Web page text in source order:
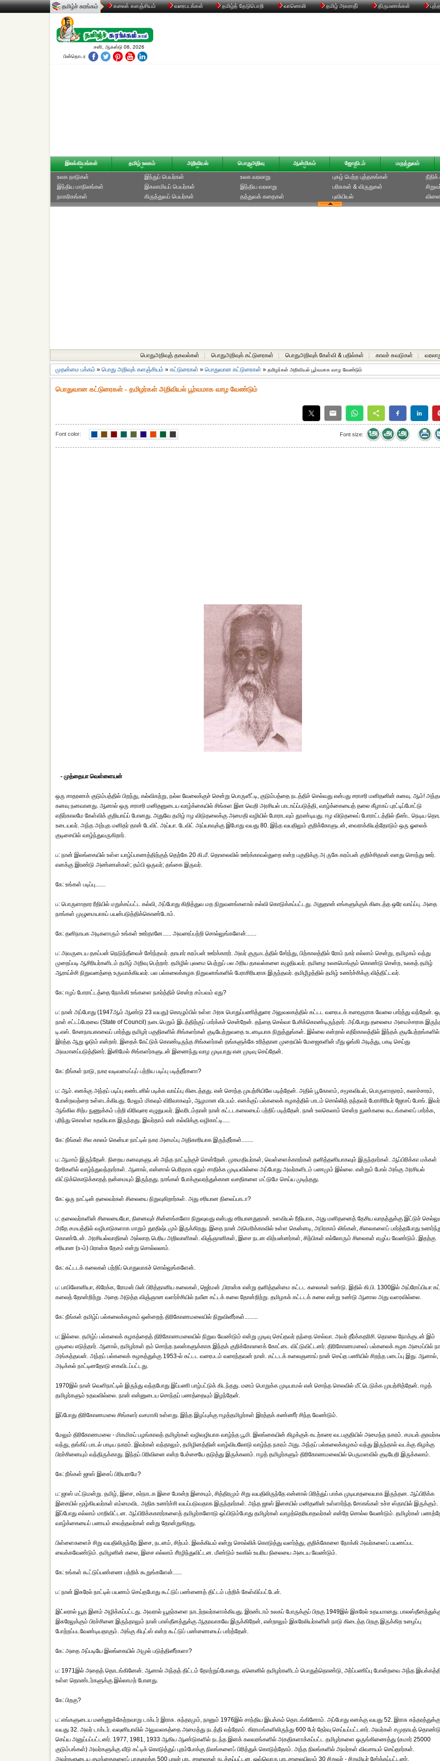
தமிழ்ச் சுரங்கம் கலைக் களஞ்சியம் வரைபடங்கள் தமிழ்த் தேடுபொறி வானொலி தமிழ் அகராதி் திருமணங்கள்
சனி, ஆகஸ்டு 08, 2026
பின்தொடர
இலக்கியங்கள் தமிழ் உலகம் அறிவியல் பொதுஅறிவு ஆன்மிகம் ஜோதிடம் மருத்துவம்
உலக நாடுகள்
இந்திய மாநிலங்கள்
நாகரிகங்கள்
இந்துப் பெயர்கள்
இசுலாமியப் பெயர்கள்
கிருத்துவப் பெயர்கள்
உலக வரலாறு
இந்திய வரலாறு
தத்துவக் கதைகள்
புகழ் பெற்ற புத்தகங்கள்
பரிசுகள் & விருதுகள்
புவியியல்
பொதுஅறிவுத் தகவல்கள் பொதுஅறிவுக் கட்டுரைகள் பொதுஅறிவுக் கேள்வி & பதில்கள் காலச் சுவடுகள்
முதன்மை பக்கம் » பொது அறிவுக் களஞ்சியம் » கட்டுரைகள் » பொதுவான கட்டுரைகள் » தமிழர்கள் அறிவியல் பூர்வமாக வாழ வேண்டும்
பொதுவான கட்டுரைகள் - தமிழர்கள் அறிவியல் பூர்வமாக வாழ வேண்டும்
Font color: Font size:
- முத்தையா வெள்ளையன்
ஒரு சாதரணக் குடும்பத்தில் பிறந்து, கல்விகற்று, நல்ல வேலைக்குச் சென்று பொருளீட்டி, குடும்பத்தை நடத்திச் செல்வது என்பது சராசரி மனிதனின் கனவு. ஆம்!
கனவு நனவானது. ஆனால் ஒரு சராசரி மனிதனுடைய வாழ்க்கையில் சிங்கள இன வெறி அரசியல் பாடாய்ப்படுத்தி, வாழ்க்கையைத் தலை கீழாகப் புரட்டிப்போட்டு
எதிர்காலமே கேள்விக் குறியாய்ப் போனது. அதுவே தமிழ் ஈழ விடுதலைக்கு அமைதி வழியில் போராடவும் தூண்டியது. ஈழ விடுதலைப் போராட்டத்தில் நீண்ட நெடிய
உடையவர். அந்த அற்புத மனிதர் தான் டேவிட் அய்யா. டேவிட் அய்யாவுக்கு இபோது வயது 80. இந்த வயதிலும் குறிக்கோளுடன், வைராக்கியத்தோடும் ஒரு ஓலைக்
குடிசையில் வாழ்ந்துவருகிறார்.
ப: நான் இலங்கையில் உள்ள யாழ்ப்பாணத்திற்குத் தெற்கே 20 கி.மீ. தொலைவில் ஊர்க்காவல்துறை என்ற பகுதிக்கு அ ருகே கரம்பன் குறிச்சிதான் எனது சொந்து ஊர்.
எனக்கு இரண்டு அண்ணன்கள்; தம்பி ஒருவர்; தங்கை இருவர்.
கே: உங்கள் படிப்பு.......
ப: பொருளாதார ரீதியில் மறுக்கப்பட்ட கல்வி, அப்போது கிறித்துவ மத நிறுவனங்களால் கல்வி கொடுக்கப்பட்டது. அதுதான் எங்களுக்குக் கிடைத்த ஒரே வாய்ப்பு. அதை
நாங்கள் முழுமையாகப் பயன்படுத்திக்கொண்டோம்.
கே: தனிநாயக அடிகளாரும் உங்கள் ஊர்தானே...... அவரைப்பற்றி சொல்லுங்களேன்.......
ப: அவருடைய தகப்பன் நெடுந்தீவைச் சேர்ந்தவர். தாயார் கரம்பன் ஊர்க்காரர். அவர் குருமடத்தில் சேர்ந்து, பிற்காலத்தில் ரோம் நகர் எல்லாம் சென்று, தமிழகம் வந்து
முறைப்படி ஆசிரியர்களிடம் தமிழ் அறிவு பெற்றார். தமிழில் புலமை பெற்றுப் பல அரிய தகவல்களை எழுதியவர். தமிழை உலகமெங்கும் கொண்டு சென்ற, உலகத் தமிழ்
ஆராய்ச்சி நிறுவனத்தை உருவாக்கியவர். பல பல்கலைக்கழக நிறுவனங்களில் பேராசிரியராக இருந்தவர். தமிழீழத்தில் தமிழ் உணர்ச்சிக்கு வித்திட்டவர்.
கே: ஈழப் போராட்டத்தை நோக்கி உங்களை நகர்த்திச் சென்ற சம்பவம் ஏது?
ப: நான் அப்போது (1947ஆம் ஆண்டு 23 வயது) கொழும்பில் உள்ள அரசு பொதுப்பணித்துரை அலுவலகத்தில் கட்டட வரைபடக் கரைஞராக வேலை பார்த்து வந்தேன்.
நாள் சட்டப்பேரவை (State of Council) நடைபெறும் இடத்திற்குப் பார்க்கச் சென்றேன். தந்தை செல்வா பேசிக்கொண்டிருந்தார். அப்போது தலைமை அமைச்சராக
டி.எஸ். சேனநாயகாவைப் பார்த்து தமிழர் பகுதிகளில் சிங்களர்கள் குடியேற்றுவதை உடனடியாக நிறுத்துங்கள். இல்லை என்றால் எதிர்காலத்தில் இந்தக் குடியேற்றங்களில்
இரத்த ஆறு ஓடும் என்றார். இதைக் கேட்டுக் கொண்டிருந்த சிங்களர்கள் தங்களுக்கே உரித்தான முறையில் மேஜைகளின் மீது ஓங்கி அடித்து, பகடி செய்து
அவமானப்படுத்தினர். இனிமேல் சிங்களர்களுடன் இணைந்து வாழ முடியாது என முடிவு செய்தேன்.
கே: நீங்கள் நாடு, நகர வடிவமைப்புப் பற்றிய படிப்பு படித்தீர்களா?
ப: ஆம். எனக்கு அந்தப் படிப்பு லண்டனில் படிக்க வாய்ப்பு கிடைத்தது. என் சொந்த முயற்சியிலே படித்தேன். அதில் பூகோளம், சமூகவியல், பொருளாதாரம், கலாச்சாரம்,
போன்றவற்றை உள்ளடக்கியது. மேலும் மிகவும் விரிவாகவும், ஆழமான விடயம். எனக்குப் பல்கலைக் கழகத்தில் பாடம் சொல்லித் தந்தவர் பேராசிரியர் ஜோசப் போங். இவர்
ஆங்கில சிற்ப நுணுக்கம் பற்றி விரிவுரை எழுதுபவர். இவரிடம்தான் நான் கட்டடகலையைப் பற்றிப் படித்தேன். நான் உலகெலாம் சென்ற நுண்கலை கூடங்களைப் பார்க்க,
புரிந்து கொள்ள உதவியாக இருந்தது. இவர்தாம் என் கல்விக்கு வழிகாட்டி.....
கே: நீங்கள் சில காலம் கென்யா நாட்டில் நகர அமைப்பு அதிகாரியாக இருந்தீர்கள்........
ப: ஆமாம் இருந்தேன். நிறைய கனவுகளுடன் அந்த நாட்டிற்குச் சென்றேன். முகமதியர்கள், வெள்ளைக்காரர்கள் தனித்தனியாகவும் இருந்தார்கள். ஆப்பிரிக்கா மக்கள்
சேரிகளில் வாழ்ந்துவந்தார்கள். ஆனால், என்னால் பெரிதாக ஏதும் சாதிக்க முடியவில்லை அப்போது அவர்களிடம் பணமும் இல்லை. என்றும் போல் அங்கு அரசியல்
விட்டுக்கொடுக்காதத் தன்மையும் இருந்தது. நாங்கள் போக்குவரத்துக்கான வசதிகளை மட்டுமே செய்ய முடிந்தது.
கே: ஒரு நாட்டின் தலைவர்கள் சிலையை நிறுவுகிறார்கள். அது சரியான நிலைப்பாடா?
ப: தலைவர்களின் சிலையையோ, நினைவுச் சின்னங்களோ நிறுவுவது என்பது சரியானதுதான். உளவியல் ரீதியாக, அது மனிதனைத் தேசிய வாதத்துக்கு இட்டுச்
அதே சமயத்தில் வழிபாடுகளாக மாறும் துரதிஷ்டமும் இருக்கிறது. இதை நான் அமெரிக்காவில் உள்ள கென்னடி, அபிரகாம் லிங்கன், சிலைகளைப் பார்த்தபோது
கொண்டேன். அரசியல்வாதிகள் அல்லாத பெரிய அறிவாளிகள். விஞ்ஞானிகள், இசை நடன விற்பன்னர்கள், சிற்பிகள் எல்லோரும் சிலைகள் எழுப்ப வேண்டும். இதற்கு
சரியான (உ-ம்) பிரான்சு தேசம் என்று சொல்லலாம்.
கே: கட்டடக் கலைகள் பற்றிப் பொதுவாகச் சொல்லுங்களேன்.
ப: பாபிலோனியா, கிரேக்க, ரோமன் பின் பிரித்தானிய கலைகள், ஜெர்மன் ,பிரான்சு என்று தனித்தன்மை கட்டட கலைகள் உண்டு. இதில் கி.பி. 1300இல் அய்ரோப்பியா
கலைத் தோன்றிற்று. அதை அடுத்த விஞ்ஞான வளர்ச்சியில் நவீன கட்டக் கலை தோன்றிற்று. தமிழகக் கட்டடக் கலை என்று உண்டு ஆனால அது வளரவில்லை.
கே: நீங்கள் தமிழ்ப் பல்கலைக்கழகம் ஒன்றைத் திரிகோணமலையில் நிறுவினீர்கள்.........
ப: இல்லை. தமிழ்ப் பல்கலைக் கழகத்தைத் திரிகோணமலையில் நிறுவ வேண்டும் என்று முடிவு செய்தவர் தந்தை செல்வா. அவர் தீர்க்கதரிசி. தொலை நோக்குடன் இம்
முடிவை எடுத்தார். ஆனால், தமிழர்கள் தம் சொந்த நலன்களுக்காக இந்தக் குறிக்கோளைக் கோட்டை விட்டுவிட்டனர். திரிகோணமலைப் பல்கலைக் கழக அமைப்பில்
அங்கத்தவன். அந்தப் பல்கலைக் கழகத்துக்கு 1953-ல் கட்டட வரைபடம் வரைந்தவன் நான். கட்டடக் கலைஞனாய் நான் செய்த பணியில் சிறந்த படைப்பு இது. ஆனால்,
அடிக்கல் நாட்டினதோடு கைவிடப்பட்டது.
1970இல் நான் வெளிநாட்டில் இருந்து வந்தபோது இப்பணி பாழ்பட்டுக் கிடந்தது. மனம் பொறுக்க முடியாமல் என் சொந்த செலவில் மீட்டெடுக்க முயற்சித்தேன். ஈழத்
தமிழர்களும் உதவவில்லை. நான் என்னுடைய சொந்தப் பணத்தையும் இழந்தேன்.
இப்போது திரிகோணமலை சிங்களர் வசமாகி உள்ளது. இந்த இழப்புக்கு ஈழத்தமிழர்கள் இரத்தக் கண்ணீர் சிந்த வேண்டும்.
மேலும் திரிகோணமலை - மிகமிகப் பழங்காலத் தமிழர்கள் வழிவழியாக வாழ்ந்த பூமி. இலங்கையின் கிழக்குக் கடற்கரை வடபகுதியில் அமைந்த நகரம். சமயக்
வந்து, தங்கிப் பாடல் பாடிய நகரம். இவர்கள் வந்தாலும், தமிழினத்தின் வாழ்வியலோடு வாழ்ந்த நகரம் அது. அந்தப் பல்கலைக்கழகம் வந்து இருந்தால் வடக்கு கிழக்கு
பிரச்சினையும் வந்திருக்காது. இந்தப் பிரிவினை என்ற பேச்சையே தடுத்து இருக்கலாம். ஈழத் தமிழர்களும் திரிகோணமலையில் பெருமளவில் குடியேறி இருக்கலாம்.
கே: நீங்கள் ஜாஸ் இசைப் பிரியராமே?
ப: ஜாஸ் மட்டுமன்று. தமிழ், இசை, கர்நாடக இசை போன்ற இசையும், சித்திரமும் சிறு வயதிலிருந்தே என்னால் பிரித்துப் பாக்க முடியாதவையாக இருந்தன. ஆப்பிரிக்க
இசையில் மூழ்கியவர்கள் எம்மைவிட அதிக உணர்ச்சி வயப்படுவதாக இருந்தார்கள். அந்த ஜாஸ் இசையில் மனிதனின் உள்ளார்ந்த சோகங்கள் உச்ச ஸ்தாயில் இருக்கும்.
இப்போது எல்லாம் மாறிவிட்டன. ஆப்பிரிக்ககாரர்களைத் தமிழர்களோடு ஒப்பிடும்போது தமிழர்கள் வாழத்தெரியாதவர்கள் என்றே சொல்ல வேண்டும். தமிழர்கள்
வாழ்க்கையைப் பணயம் வைத்தவர்கள் என்று தோன்றுகிறது.
பிள்ளைகளைச் சிறு வயதிலிருந்தே இசை, நடனம், சிற்பம். இலக்கியம் என்று சொல்லிக் கொடுத்து வளர்த்து, குறிக்கோளை நோக்கி அவர்களைப் பயணப்பட
வைக்கவேண்டும். தமிழனின் கலை, இசை எல்லாம் சீரழிந்துவிட்டன. மீண்டும் உலகில் உயரிய நிலையை அடைய வேண்டும்.
கே: உங்கள் கூட்டுப்பண்ணை பற்றிக் கூறுங்களேன்......
ப: நான் இசுரேல் நாட்டில் பயணம் செய்தபோது கூட்டுப் பண்ணைத் திட்டம் பற்றிக் கேள்விப்பட்டேன்.
இட்லரால் யூத இனம் அழிக்கப்பட்டது. அவரால் யூதர்களை நாடற்றவர்களாக்கியது. இரண்டாம் உலகப் போருக்குப் பிறகு 1949இல் இசுரேல் உதயமானது.
இசுரேலுக்கும் பிரச்சினை இருந்தாலும் நான் பாஸ்தீனத்துக்கு ஆதரவாகவே இருக்கிறேன், என்றாலும் இசுரேலியர்களின் நாடு கிடைத்த பிறகு இருக்கிற உழைப்பு
போற்றப்படவேண்டியதாகும். அங்கு கிபுட்ஸ் என்ற கூட்டுப் பண்ணையைப் பார்த்தேன்.
கே: அதை அப்படியே இலங்கையில் அமுல் படுத்தினீர்களா?
ப: 1971இல் அதைத் தொடங்கினேன். ஆனால் அந்தத் திட்டம் தோற்றுப்போனது. ஏனெனில் தமிழர்களிடம் பொதுத்தொண்டு, அர்ப்பணிப்பு போன்றவை அந்த
உள்ள தொண்டர்களுக்கு இல்லாமற் போனது.
கே: பிறகு?
ப: எங்களுடைய மண்ணுக்கேற்றவாறு டாக்டர் இராசு. சுந்தரமும், நானும் 1976இல் சாந்திய இயக்கம் தொடங்கினோம். அப்போது எனக்கு வயது 52. இராசு சுந்தரத்துக்கு
வயது 32. அவர் டாக்டர். வவுனியாவில் அலுவலகத்தை அமைத்து நடத்தி வந்தோம். கிராமங்களிலிருந்து 600 பேர் தேர்வு செய்யப்பட்டனர். அவர்கள் சமுதாயத் தொண்டு
செய்ய அனுப்பப்பட்டனர். 1977, 1981, 1933 ஆகிய ஆண்டுகளில் நடந்த இனக் கலவரங்களில் அகதிகளாக்கப்பட்ட தமிழர்களை ஒருங்கிணைத்து (சுமார் 25000
குடும்பங்கள்) அவர்களுக்கு வீடு கட்டிக் கொடுத்துப் புறம்போக்கு நிலங்களைப் பிரித்துக் கொடுத்தோம். அந்த நிலங்களில் அவர்கள் விவசாயம் செய்தார்கள்.
அவர்களுடைய குழந்தைகளைப் பாதுகாக்க 500 பாலர் பாட சாலைகள் நடத்தப்பட்டன. ஒவ்வொரு பாடசாலையிலும் 30 சிறுவர் - சிறுமியர் சேர்க்கப்பட்டனர்.